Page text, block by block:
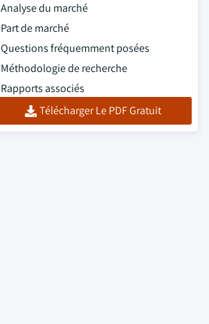
Analyse du marché
Part de marché
Questions fréquemment posées
Méthodologie de recherche
Rapports associés
Télécharger Le PDF Gratuit